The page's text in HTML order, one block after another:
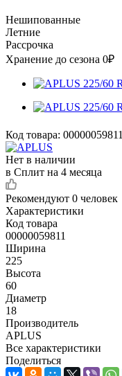
Нешипованные
Летние
Рассрочка
Хранение до сезона 0₽
Код товара: 00000059811
Нет в наличии
в Сплит на 4 месяца
Рекомендуют 0 человек
Характеристики
Код товара
00000059811
Ширина
225
Высота
60
Диаметр
18
Производитель
APLUS
Все характеристики
Поделиться